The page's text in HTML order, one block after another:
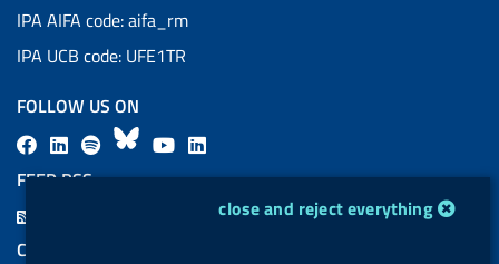
cookie management moduleclose and reject everything
IPA AIFA code: aifa_rm
IPA UCB code: UFE1TR
FOLLOW US ON
F
a
L
i
a
B
l
Y
o i
FEED RSS
COOKIES